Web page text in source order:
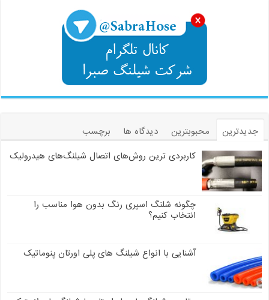
جدیدترین محبوبترین دیدگاه ها
برچسب
کاربردی ترین روش‌های اتصال شیلنگ‌های هیدرولیک
چگونه شلنگ اسپری رنگ بدون هوا مناسب را
انتخاب کنیم؟
آشنایی با انواع شیلنگ های پلی اورتان پنوماتیک